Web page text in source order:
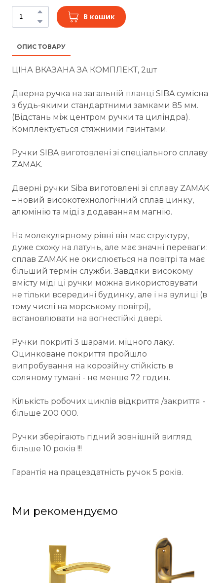
В кошик
ОПИС ТОВАРУ
ЦІНА ВКАЗАНА ЗА КОМПЛЕКТ, 2шт
Дверна ручка на загальній планці SIBA сумісна
з будь-якими стандартними замками 85 мм.
(Відстань між центром ручки та циліндра).
Комплектується стяжними гвинтами.
Ручки SIBA виготовлені зі спеціального сплаву
ZAMAK.
Дверні ручки Siba виготовлені зі сплаву ZAMAK
– новий високотехнологічний сплав цинку,
алюмінію та міді з додаванням магнію.
На молекулярному рівні він має структуру,
дуже схожу на латунь, але має значні переваги:
сплав ZAMAK не окислюється на повітрі та має
більший термін служби. Завдяки високому
вмісту міді ці ручки можна використовувати
не тільки всередині будинку, але і на вулиці (в
тому числі на морському повітрі),
встановлювати на вогнестійкі двері.
Ручки покриті 3 шарами. міцного лаку.
Оцинковане покриття пройшло
випробування на корозійну стійкість в
соляному тумані - не менше 72 годин.
Кількість робочих циклів відкриття /закриття -
більше 200 000.
Ручки зберігають гідний зовнішній вигляд
більше 10 років !!!
Гарантія на працездатність ручок 5 років.
Ми рекомендуємо